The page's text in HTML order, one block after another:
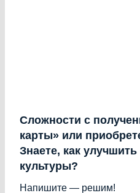
Сложности с
карты» или
Знаете, как
культуры?
Напишите — решим!